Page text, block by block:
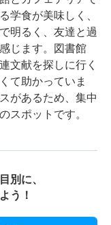
学食が美味しく、
明るく、友達と過
じます。図書館
文献を探しに行く
て助かっていま
があるため、集中
スポットです。
別に、
う！